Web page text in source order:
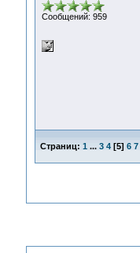
Сообщений: 959
Страниц: 1 ... 3 4[5] 6 7